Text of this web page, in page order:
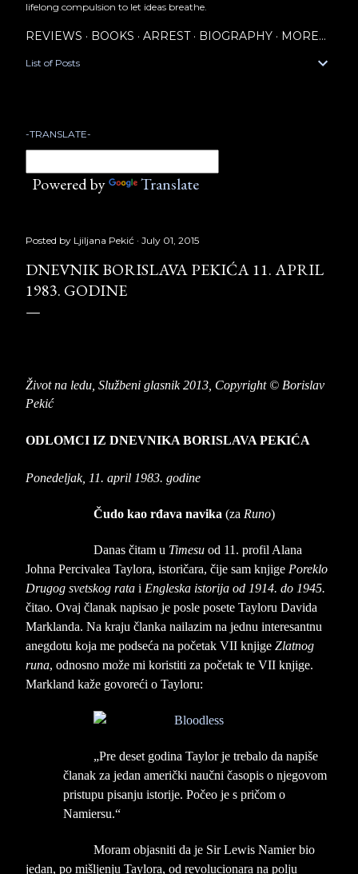
lifelong compulsion to let ideas breathe.
REVIEWS BOOKS ARREST BIOGRAPHY MORE…
List of Posts
-TRANSLATE-
Powered by Translate
Posted by Ljiljana Pekić July 01, 2015
DNEVNIK BORISLAVA PEKIĆA 11. APRIL
1983. GODINE
Život na ledu, Službeni glasnik 2013, Copyright © Borislav
Pekić
ODLOMCI IZ DNEVNIKA BORISLAVA PEKIĆA
Ponedeljak, 11. april 1983. godine
Čudo kao rđava navika (za Runo)
Danas čitam u Timesu od 11. profil Alana
Johna Percivalea Taylora, istoričara, čije sam knjige Poreklo
Drugog svetskog rata i Engleska istorija od 1914. do 1945.
čitao. Ovaj članak napisao je posle posete Tayloru Davida
Marklanda. Na kraju članka nailazim na jednu interesantnu
anegdotu koja me podseća na početak VII knjige Zlatnog
runa, odnosno može mi koristiti za početak te VII knjige.
Markland kaže govoreći o Tayloru:
„Pre deset godina Taylor je trebalo da napiše
članak za jedan američki naučni časopis o njegovom
pristupu pisanju istorije. Počeo je s pričom o
Namiersu.“
Moram objasniti da je Sir Lewis Namier bio
jedan, po mišljenju Taylora, od revolucionara na polju